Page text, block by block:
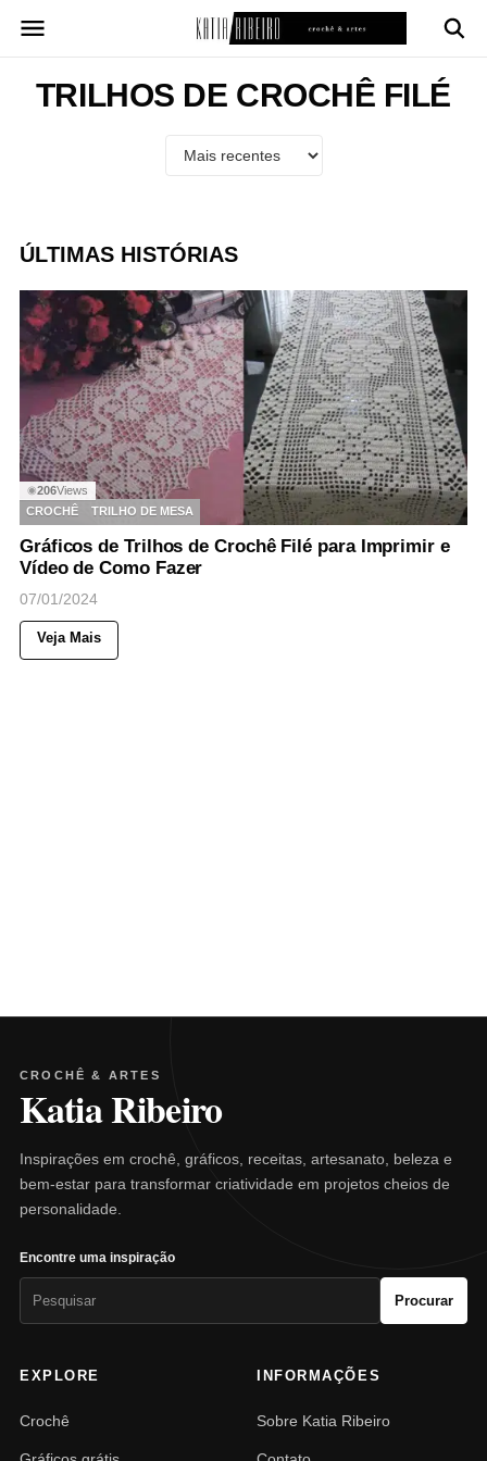
para
conteúdoTRILHOS DE CROCHÊ FILÉ
ÚLTIMAS HISTÓRIAS
◉206Views
CROCHÊ
TRILHO DE MESA
Gráficos de Trilhos de Crochê Filé para Imprimir e
Vídeo de Como Fazer
07/01/2024
Veja Mais
CROCHÊ & ARTES
Katia Ribeiro
Inspirações em crochê, gráficos, receitas, artesanato, beleza e
bem-estar para transformar criatividade em projetos cheios de
personalidade.
Encontre uma inspiração
Procurar
EXPLORE
Crochê
INFORMAÇÕES
Sobre Katia Ribeiro